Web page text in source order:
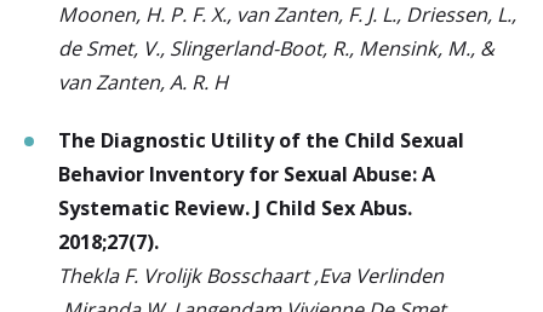
Moonen, H. P. F. X., van Zanten, F. J. L., Driessen, L.,
de Smet, V., Slingerland-Boot, R., Mensink, M., &
van Zanten, A. R. H
The Diagnostic Utility of the Child Sexual
Behavior Inventory for Sexual Abuse: A
Systematic Review. J Child Sex Abus.
2018;27(7).
Thekla F. Vrolijk Bosschaart ,Eva Verlinden